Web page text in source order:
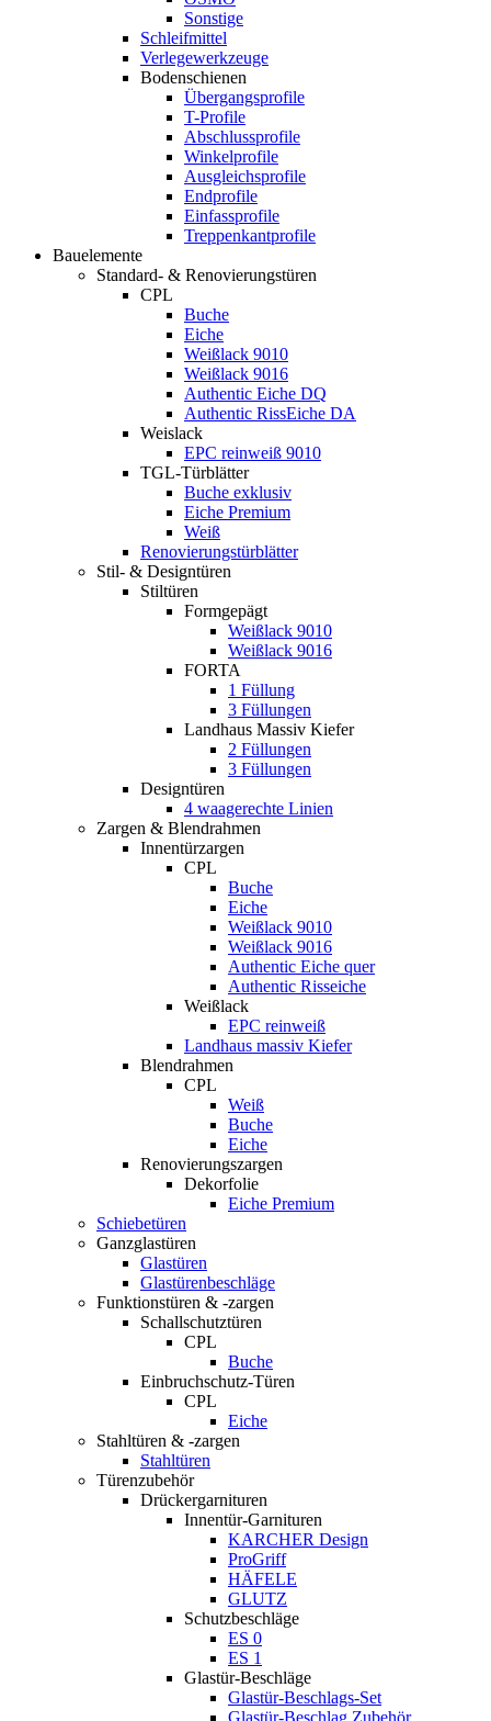
Sonstige
Schleifmittel
Verlegewerkzeuge
Bodenschienen
Übergangsprofile
T-Profile
Abschlussprofile
Winkelprofile
Ausgleichsprofile
Endprofile
Einfassprofile
Treppenkantprofile
Bauelemente
Standard- & Renovierungstüren
CPL
Buche
Eiche
Weißlack 9010
Weißlack 9016
Authentic Eiche DQ
Authentic RissEiche DA
Weislack
EPC reinweiß 9010
TGL-Türblätter
Buche exklusiv
Eiche Premium
Weiß
Renovierungstürblätter
Stil- & Designtüren
Stiltüren
Formgepägt
Weißlack 9010
Weißlack 9016
FORTA
1 Füllung
3 Füllungen
Landhaus Massiv Kiefer
2 Füllungen
3 Füllungen
Designtüren
4 waagerechte Linien
Zargen & Blendrahmen
Innentürzargen
CPL
Buche
Eiche
Weißlack 9010
Weißlack 9016
Authentic Eiche quer
Authentic Risseiche
Weißlack
EPC reinweiß
Landhaus massiv Kiefer
Blendrahmen
CPL
Weiß
Buche
Eiche
Renovierungszargen
Dekorfolie
Eiche Premium
Schiebetüren
Ganzglastüren
Glastüren
Glastürenbeschläge
Funktionstüren & -zargen
Schallschutztüren
CPL
Buche
Einbruchschutz-Türen
CPL
Eiche
Stahltüren & -zargen
Stahltüren
Türenzubehör
Drückergarnituren
Innentür-Garnituren
KARCHER Design
ProGriff
HÄFELE
GLUTZ
Schutzbeschläge
ES 0
ES 1
Glastür-Beschläge
Glastür-Beschlags-Set
Glastür-Beschlag Zubehör